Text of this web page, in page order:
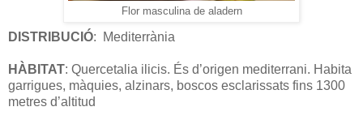
Flor masculina de aladern
DISTRIBUCIÓ: Mediterrània
HÀBITAT: Quercetalia ilicis. És d’origen mediterrani. Habita
garrigues, màquies, alzinars, boscos esclarissats fins 1300
metres d’altitud